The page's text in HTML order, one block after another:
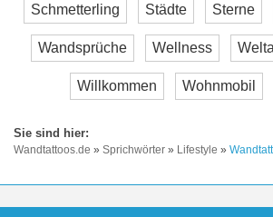
Schmetterling Städte Sterne
Wandsprüche Wellness
Willkommen Wohnmobil
Wandtattoos.de » Sprichwörter » Lifestyle »